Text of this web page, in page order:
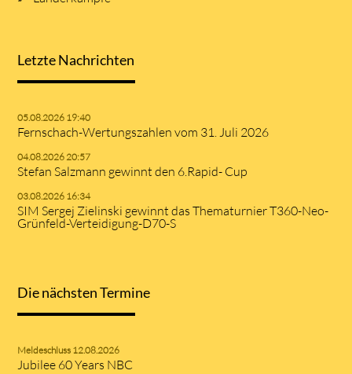
Letzte Nachrichten
05.08.2026 19:40
Fernschach-Wertungszahlen vom 31. Juli 2026
04.08.2026 20:57
Stefan Salzmann gewinnt den 6.Rapid- Cup
03.08.2026 16:34
SIM Sergej Zielinski gewinnt das Thematurnier T360-Neo-
Grünfeld-Verteidigung-D70-S
Die nächsten Termine
Meldeschluss 12.08.2026
Jubilee 60 Years NBC